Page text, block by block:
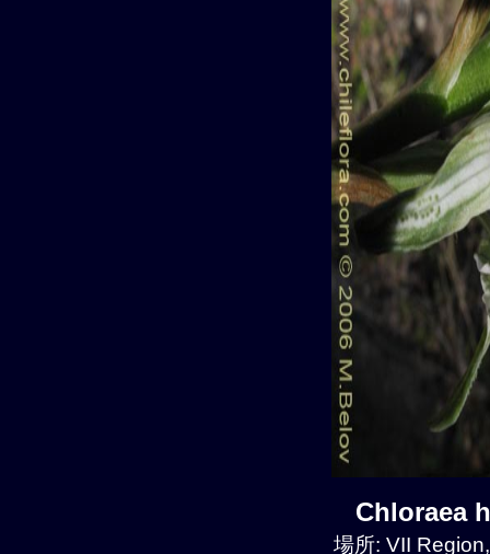
Chloraea
場所: VII